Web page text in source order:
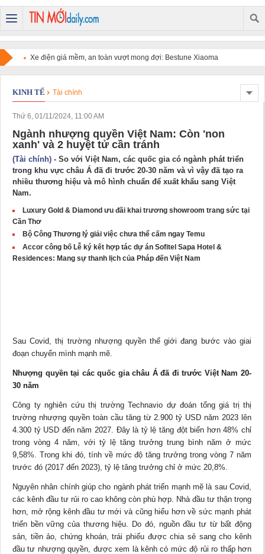
Xe điện giá mềm, an toàn vượt mong đợi: Bestune Xiaoma
chinh phục người dùng
KINH TẾ Tài chính
Thứ 6, 01/11/2024, 11:00 AM
Ngành nhượng quyền Việt Nam: Còn 'non
xanh' và 2 huyệt tử cần tránh
(Tài chính) - So với Việt Nam, các quốc gia có ngành phát triển
trong khu vực châu Á đã đi trước 20-30 năm và vì vậy đã tạo ra
nhiều thương hiệu và mô hình chuẩn để xuất khẩu sang Việt
Nam.
Luxury Gold & Diamond ưu đãi khai trương showroom trang sức tại
Cần Thơ
Bộ Công Thương lý giải việc chưa thể cấm ngay Temu
Accor công bố Lễ ký kết hợp tác dự án Sofitel Sapa Hotel &
Residences: Mang sự thanh lịch của Pháp đến Việt Nam
Sau Covid, thị trường nhượng quyền thế giới đang bước vào giai
đoạn chuyển mình mạnh mẽ.
Nhượng quyền tại các quốc gia châu Á đã đi trước Việt Nam 20-
30 năm
Công ty nghiên cứu thị trường Technavio dự đoán tổng giá trị thị
trường nhượng quyền toàn cầu tăng từ 2.900 tỷ USD năm 2023 lên
4.300 tỷ USD đến năm 2027. Đây là tỷ lệ tăng đột biến hơn 48% chỉ
trong vòng 4 năm, với tỷ lệ tăng trưởng trung bình năm ở mức
9,58%. Trong khi đó, tính về mức độ tăng trưởng trong vòng 7 năm
trước đó (2017 đến 2023), tỷ lệ tăng trưởng chỉ ở mức 20,8%.
Nguyên nhân chính giúp cho ngành phát triển mạnh mẽ là sau Covid,
các kênh đầu tư rủi ro cao không còn phù hợp. Nhà đầu tư thận trọng
hơn, mở rộng kênh đầu tư mới và cũng hiểu hơn về sức mạnh phát
triển bền vững của thương hiệu. Do đó, nguồn đầu tư từ bất động
sản, tiền ảo, chứng khoán, trái phiếu đượcchia sẻ sang cho kênh
đầu tư nhượng quyền, được xem là kênh có mức độ rủi ro thấp hơn